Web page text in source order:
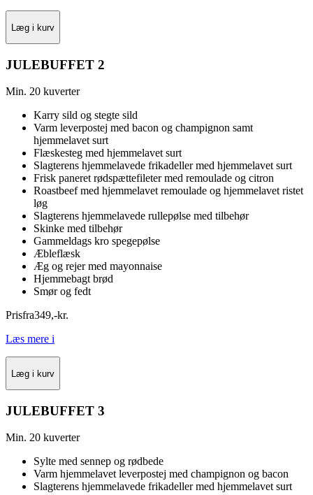
Læg i kurv
JULEBUFFET 2
Min. 20 kuverter
Karry sild og stegte sild
Varm leverpostej med bacon og champignon samt
hjemmelavet surt
Flæskesteg med hjemmelavet surt
Slagterens hjemmelavede frikadeller med hjemmelavet surt
Frisk paneret rødspættefileter med remoulade og citron
Roastbeef med hjemmelavet remoulade og hjemmelavet ristet
løg
Slagterens hjemmelavede rullepølse med tilbehør
Skinke med tilbehør
Gammeldags kro spegepølse
Æbleflæsk
Æg og rejer med mayonnaise
Hjemmebagt brød
Smør og fedt
Prisfra349,-kr.
Læs mere i
Læg i kurv
JULEBUFFET 3
Min. 20 kuverter
Sylte med sennep og rødbede
Varm hjemmelavet leverpostej med champignon og bacon
Slagterens hjemmelavede frikadeller med hjemmelavet surt